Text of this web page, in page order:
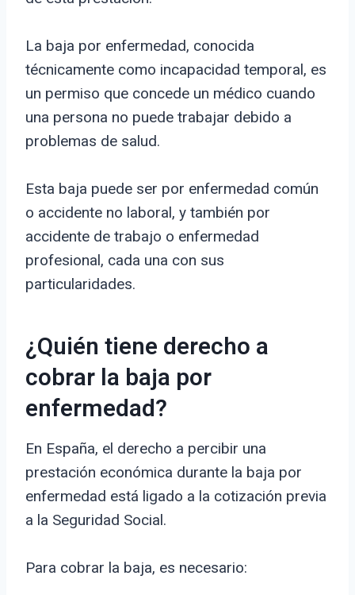
La baja por enfermedad, conocida
técnicamente como incapacidad temporal, es
un permiso que concede un médico cuando
una persona no puede trabajar debido a
problemas de salud.
Esta baja puede ser por enfermedad común
o accidente no laboral, y también por
accidente de trabajo o enfermedad
profesional, cada una con sus
particularidades.
¿Quién tiene derecho a
cobrar la baja por
enfermedad?
En España, el derecho a percibir una
prestación económica durante la baja por
enfermedad está ligado a la cotización previa
a la Seguridad Social.
Para cobrar la baja, es necesario: